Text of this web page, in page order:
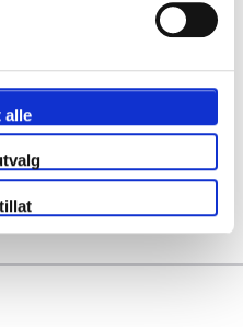
alle
P.P. FRA
7128kr